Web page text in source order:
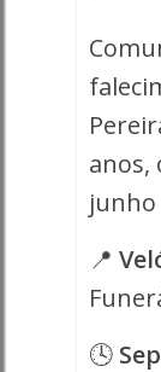
-
anos,
junho
📍
🕓